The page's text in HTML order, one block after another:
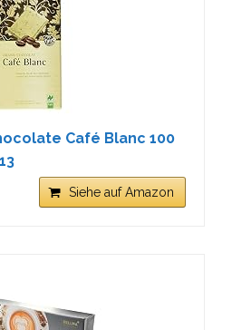
Café Blanc 100
Siehe auf Amazon